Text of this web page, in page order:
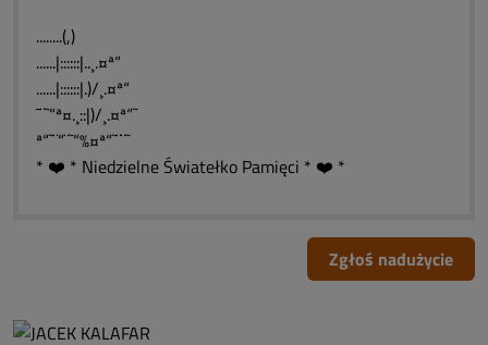
........(,)
......|::::::|..¸.¤ª“
......|::::::|.)/¸.¤ª“
¯¨˜“ª¤.¸::|)/¸.¤ª“˜
ª“˜¨“¨˜“%¤ª“˜¨¨˜
* ❤️ * Niedzielne Światełko Pamięci * ❤️ *
Zgłoś nadużycie